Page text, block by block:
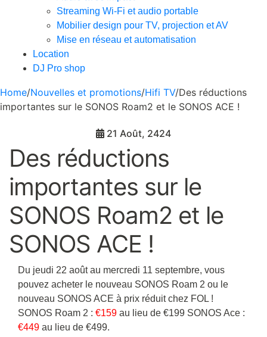
Streaming Wi-Fi et audio portable
Mobilier design pour TV, projection et AV
Mise en réseau et automatisation
Location
DJ Pro shop
Home/Nouvelles et promotions/Hifi TV/Des réductions
importantes sur le SONOS Roam2 et le SONOS ACE !
21 Août, 2424
Des réductions
importantes sur le
SONOS Roam2 et le
SONOS ACE !
Du jeudi 22 août au mercredi 11 septembre, vous
pouvez acheter le nouveau SONOS Roam 2 ou le
nouveau SONOS ACE à prix réduit chez FOL !
SONOS Roam 2 : €159 au lieu de €199 SONOS Ace :
€449 au lieu de €499.